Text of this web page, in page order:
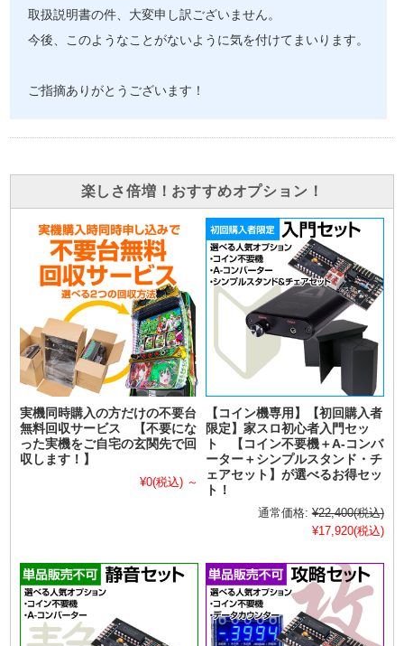
取扱説明書の件、大変申し訳ございません。
今後、このようなことがないように気を付けてまいります。
ご指摘ありがとうございます！
楽しさ倍増！おすすめオプション！
実機同時購入の方だけの不要台
無料回収サービス 【不要にな
った実機をご自宅の玄関先で回
収します！】
¥0(税込) ～
【コイン機専用】【初回購入者
限定】家スロ初心者入門セッ
ト 【コイン不要機＋A-コンバ
ーター＋シンプルスタンド・チ
ェアセット】が選べるお得セッ
ト！
通常価格: ¥22,400(税込)
¥17,920(税込)